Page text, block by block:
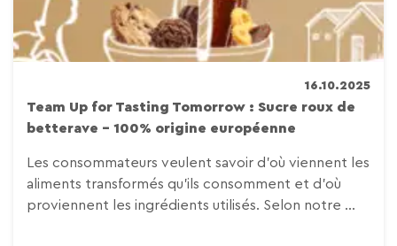
16.10.2025
Team Up for Tasting Tomorrow : Sucre roux de
betterave – 100% origine européenne
Les consommateurs veulent savoir d’où viennent les
aliments transformés qu’ils consomment et d’où
proviennent les ingrédients utilisés. Selon notre ...